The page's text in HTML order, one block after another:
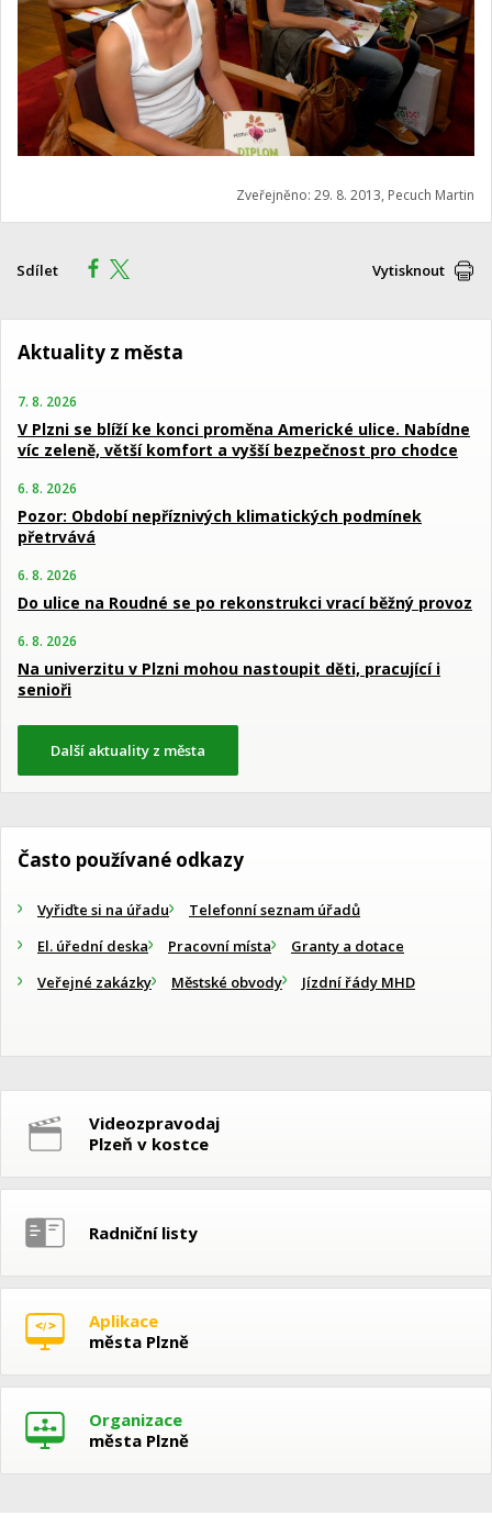
Zveřejněno: 29. 8. 2013, Pecuch Martin
Sdílet Vytisknout
Aktuality z města
7. 8. 2026
V Plzni se blíží ke konci proměna Americké ulice. Nabídne
víc zeleně, větší komfort a vyšší bezpečnost pro chodce
6. 8. 2026
Pozor: Období nepříznivých klimatických podmínek
přetrvává
6. 8. 2026
Do ulice na Roudné se po rekonstrukci vrací běžný provoz
6. 8. 2026
Na univerzitu v Plzni mohou nastoupit děti, pracující i
senioři
Další aktuality z města
Často používané odkazy
Vyřiďte si na úřadu
Telefonní seznam úřadů
El. úřední deska
Pracovní místa
Granty a dotace
Veřejné zakázky
Městské obvody Jízdní řády MHD
Videozpravodaj
Plzeň v kostce
Radniční listy
Aplikace
města Plzně
Organizace
města Plzně